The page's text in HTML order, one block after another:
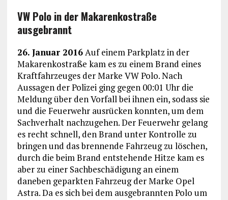
VW Polo in der Makarenkostraße
ausgebrannt
26. Januar 2016Auf einem Parkplatz in der
Makarenkostraße kam es zu einem Brand eines
Kraftfahrzeuges der Marke VW Polo. Nach
Aussagen der Polizei ging gegen 00:01 Uhr die
Meldung über den Vorfall bei ihnen ein, sodass sie
und die Feuerwehr ausrücken konnten, um dem
Sachverhalt nachzugehen. Der Feuerwehr gelang
es recht schnell, den Brand unter Kontrolle zu
bringen und das brennende Fahrzeug zu löschen,
durch die beim Brand entstehende Hitze kam es
aber zu einer Sachbeschädigung an einem
daneben geparkten Fahrzeug der Marke Opel
Astra. Da es sich bei dem ausgebrannten Polo um